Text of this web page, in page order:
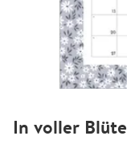
In voller Blüte